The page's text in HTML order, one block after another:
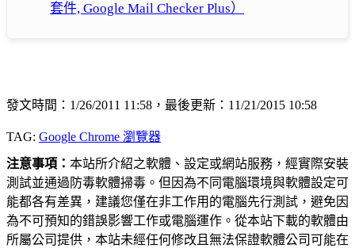
套件, Google Mail Checker Plus）
發文時間：1/26/2011 11:58，最後更新：11/21/2015 10:58
TAG: Google Chrome 瀏覽器
注意事項： 本站所介紹之軟體、設定或網站服務，經實際安裝
測試並通過防毒軟體掃毒。但因為不同電腦環境與軟體設定可
能都各有差異，建議您僅在非工作用的電腦先行測試，避免因
為不可預知的錯誤影響工作或電腦運作。從本站下載的軟體由
所屬公司提供，本站未經任何修改且無法保證軟體公司可能在